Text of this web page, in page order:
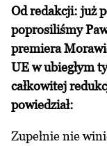
Od redakcji: już
poprosiliśmy
premiera
UE w ubiegłym
całkowitej
powiedział:
Zupełnie nie